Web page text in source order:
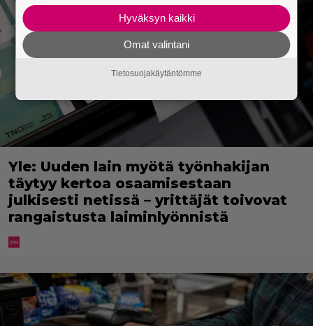
Yle: Uuden lain myötä työnhakijan
täytyy kertoa osaamisestaan
julkisesti netissä – yrittäjät toivovat
rangaistusta laiminlyönnistä
Hyväksyn kaikki
Omat valintani
Tietosuojakäytäntömme